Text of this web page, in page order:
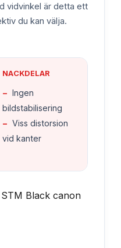
vidvinkel är detta ett
du kan välja.
NACKDELAR
− Ingen
bildstabilisering
− Viss distorsion
vid kanter